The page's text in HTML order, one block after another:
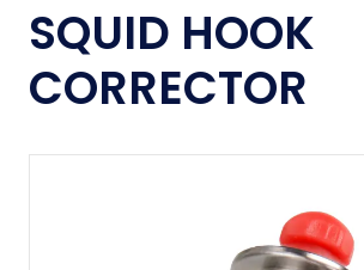
Prodotti
News
SQUID HOOK
CORRECTOR